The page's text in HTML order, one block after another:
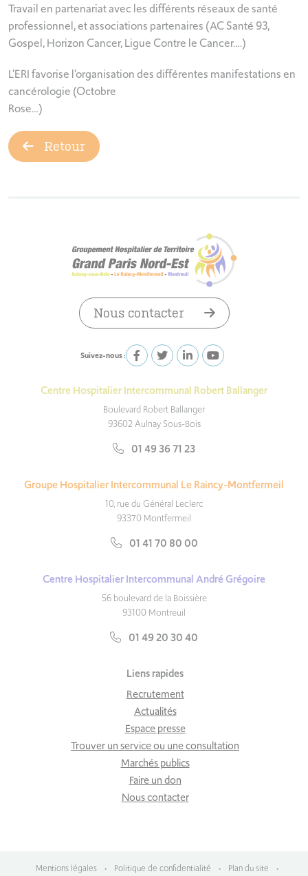
Travail en partenariat avec les différents réseaux de santé
professionnel, et associations partenaires (AC Santé 93,
Gospel, Horizon Cancer, Ligue Contre le Cancer….)
L’ERI favorise l’organisation des différentes manifestations en
cancérologie (Octobre
Rose…)
Retour
Suivez-nous :
Nous contacter
Centre Hospitalier Intercommunal Robert Ballanger
Boulevard Robert Ballanger
93602 Aulnay Sous-Bois
01 49 36 71 23
Groupe Hospitalier Intercommunal Le Raincy-Montfermeil
10, rue du Général Leclerc
93370 Montfermeil
01 41 70 80 00
Centre Hospitalier Intercommunal André Grégoire
56 boulevard de la Boissière
93100 Montreuil
01 49 20 30 40
Liens rapides
Recrutement
Actualités
Espace presse
Trouver un service ou une consultation
Marchés publics
Faire un don
Nous contacter
Mentions légales • Politique de confidentialité • Plan du site
•